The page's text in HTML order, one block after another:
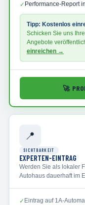
📍
SICHTBARKEIT
EXPERTEN-EINTRAG
Werden Sie als lokaler
Autohaus dauerhaft im
✓ Eintrag auf 1A-
✓ Performance-Report
Tipp: Kostenlos
Schicken Sie uns
Angebote
einreichen →
🚀